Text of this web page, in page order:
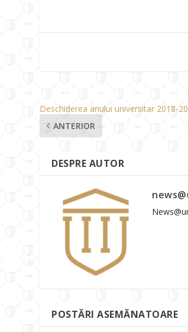
Deschiderea anului universitar 2018-
ANTERIOR
DESPRE AUTOR
POSTĂRI ASEMĂNATOARE